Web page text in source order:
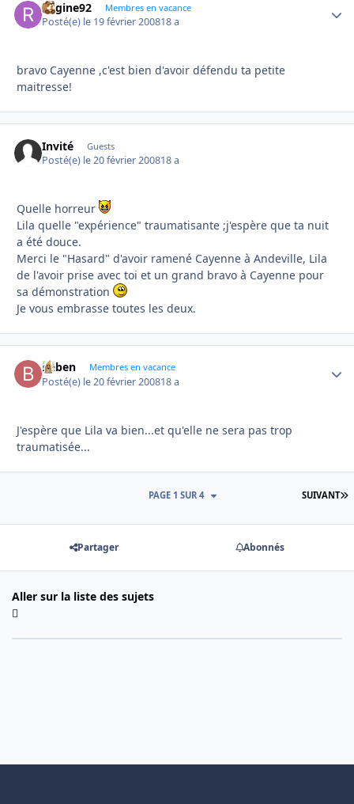
Regine92 Membres en vacance
Posté(e) le 19 février 200818 a
bravo Cayenne ,c'est bien d'avoir défendu ta petite
maitresse!
Invité Guests
Posté(e) le 20 février 200818 a
Quelle horreur
Lila quelle "expérience" traumatisante ;j'espère que ta nuit
a été douce.
Merci le "Hasard" d'avoir ramené Cayenne à Andeville, Lila
de l'avoir prise avec toi et un grand bravo à Cayenne pour
sa démonstration
Je vous embrasse toutes les deux.
baben Membres en vacance
Posté(e) le 20 février 200818 a
J'espère que Lila va bien...et qu'elle ne sera pas trop
traumatisée...
SUIVANT
PAGE 1 SUR 4
Partager Abonnés
Aller sur la liste des sujets